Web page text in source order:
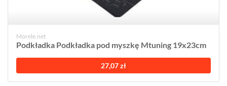
Morele.net
Podkładka Podkładka pod myszkę Mtuning 19x23cm
27,07 zł